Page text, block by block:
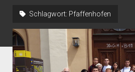
Über uns
Schlagwort: Pfaffenhofen